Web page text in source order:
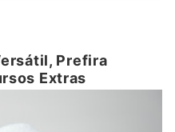
Prefira
Extras